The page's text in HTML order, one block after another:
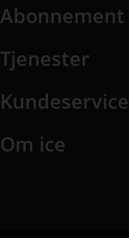
Abonnement
Tjenester
Kundeservice
Om ice